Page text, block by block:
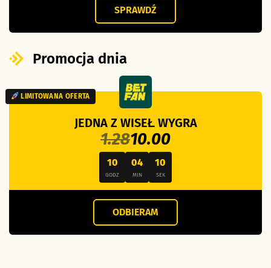
SPRAWDŹ
Promocja dnia
LIMITOWANA OFERTA
JEDNA Z WISEŁ WYGRA
1.2810.00
10
GODZ
04
MIN
09
SEK
ODBIERAM